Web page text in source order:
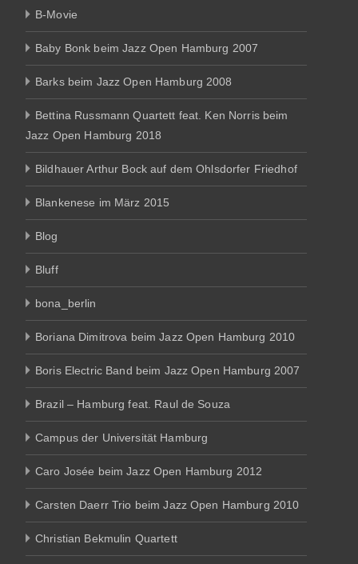
B-Movie
Baby Bonk beim Jazz Open Hamburg 2007
Barks beim Jazz Open Hamburg 2008
Bettina Russmann Quartett feat. Ken Norris beim
Jazz Open Hamburg 2018
Bildhauer Arthur Bock auf dem Ohlsdorfer Friedhof
Blankenese im März 2015
Blog
Bluff
bona_berlin
Boriana Dimitrova beim Jazz Open Hamburg 2010
Boris Electric Band beim Jazz Open Hamburg 2007
Brazil – Hamburg feat. Raul de Souza
Campus der Universität Hamburg
Caro Josée beim Jazz Open Hamburg 2012
Carsten Daerr Trio beim Jazz Open Hamburg 2010
Christian Bekmulin Quartett